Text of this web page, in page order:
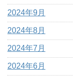
2024年9月
2024年8月
2024年7月
2024年6月